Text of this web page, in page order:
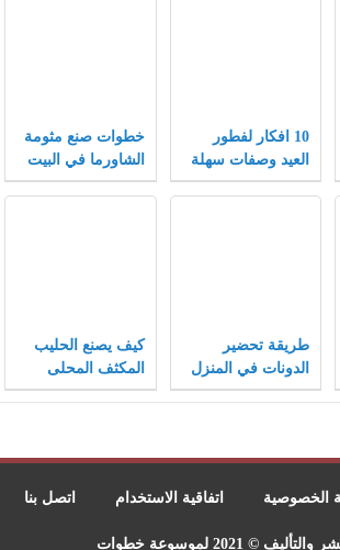
10 افكار لفطور
العيد وصفات سهلة
وسريعة لفطور
خطوات صنع مثومة
الشاورما في البيت
طريقة تحضير
الدونات في المنزل
مثل المحلات
كيف يصنع الحليب
المكثف المحلى
وفيما يستخدم
الخصوصية اتفاقية الاستخدام اتصل بنا
© 2021 لموسوعة خطوات